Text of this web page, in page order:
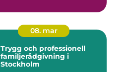
08. mar
Trygg och professionell
familjerådgivning i
Stockholm